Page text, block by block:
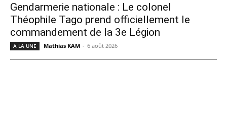
Gendarmerie nationale : Le colonel
Théophile Tago prend officiellement le
commandement de la 3e Légion
A LA UNE Mathias KAM - 6 août 2026